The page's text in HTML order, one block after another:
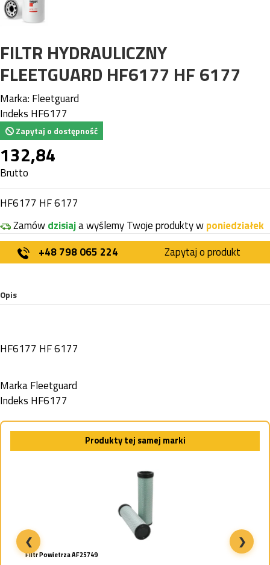
FILTR HYDRAULICZNY
FLEETGUARD HF6177 HF 6177
Marka: Fleetguard
Indeks HF6177
Zapytaj o dostępność
132,84
Brutto
HF6177 HF 6177
Zamówdzisiaja wyślemy Twoje produkty wponiedziałek
+48 798 065 224
Zapytaj o produkt
Opis
HF6177 HF 6177
MarkaFleetguard
Indeks HF6177
Produkty tej samej marki
Filtr Powietrza AF25749
❮ ❯